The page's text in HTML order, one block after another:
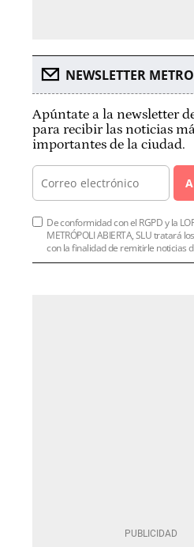
NEWSLETTER
Apúntate a la newsletter
para recibir las noticias
importantes de la ciudad.
De conformidad con el RGPD y la
METRÓPOLI ABIERTA, SLU tratará
con la finalidad de remitirle noticias